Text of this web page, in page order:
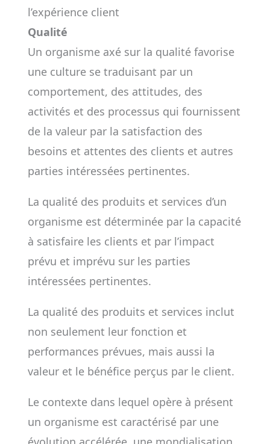
l’expérience client
Qualité
Un organisme axé sur la qualité favorise
une culture se traduisant par un
comportement, des attitudes, des
activités et des processus qui fournissent
de la valeur par la satisfaction des
besoins et attentes des clients et autres
parties intéressées pertinentes.
La qualité des produits et services d’un
organisme est déterminée par la capacité
à satisfaire les clients et par l’impact
prévu et imprévu sur les parties
intéressées pertinentes.
La qualité des produits et services inclut
non seulement leur fonction et
performances prévues, mais aussi la
valeur et le bénéfice perçus par le client.
Le contexte dans lequel opère à présent
un organisme est caractérisé par une